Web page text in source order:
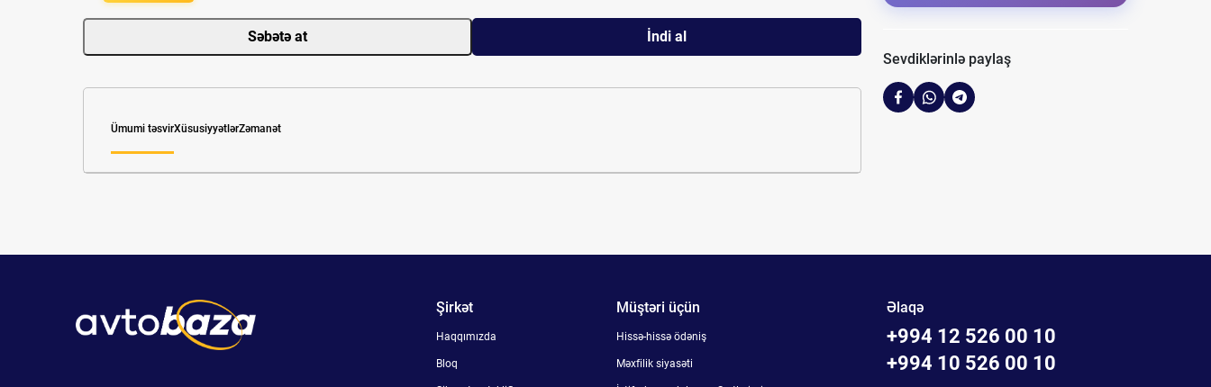
Səbətə at İndi al
Ümumi təsvirXüsusiyyətlərZəmanət
Sevdiklərinlə paylaş
Şirkət
Haqqımızda
Bloq
Müştəri üçün
Hissə-hissə ödəniş
Məxfilik siyasəti
Əlaqə
+994 12 526 00 10
+994 10 526 00 10